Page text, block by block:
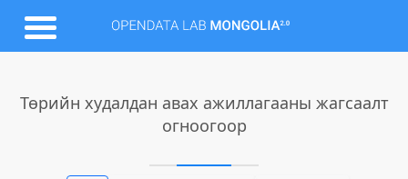
Төрийн худалдан авах ажиллагааны жагсаалт
огноогоор